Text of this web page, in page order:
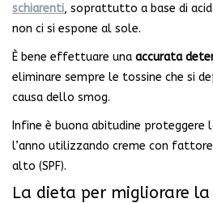
schiarenti, soprattutto a base di
non ci si espone al sole.
È bene effettuare una accurata
eliminare sempre le tossine che si
causa dello smog.
Infine è buona abitudine
l’anno utilizzando creme con
alto (SPF).
La dieta per migliorare